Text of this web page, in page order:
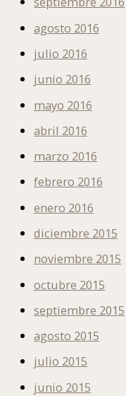
agosto 2016
julio 2016
junio 2016
mayo 2016
abril 2016
marzo 2016
febrero 2016
enero 2016
diciembre 2015
noviembre 2015
octubre 2015
septiembre 2015
agosto 2015
julio 2015
junio 2015